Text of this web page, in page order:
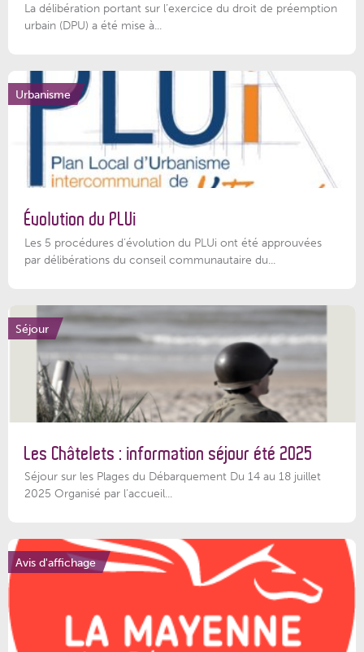
La délibération portant sur l’exercice du droit de préemption
urbain (DPU) a été mise à...
Urbanisme
Évolution du PLUi
Les 5 procédures d’évolution du PLUi ont été approuvées
par délibérations du conseil communautaire du...
Séjour
Les Châtelets : information séjour été 2025
Séjour sur les Plages du Débarquement Du 14 au 18 juillet
2025 Organisé par l’accueil...
Avis d'affichage